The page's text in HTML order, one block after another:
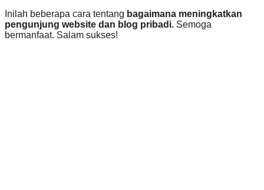
Inilah beberapa cara tentang bagaimana meningkatkan
pengunjung website dan blog pribadi. Semoga
bermanfaat. Salam sukses!